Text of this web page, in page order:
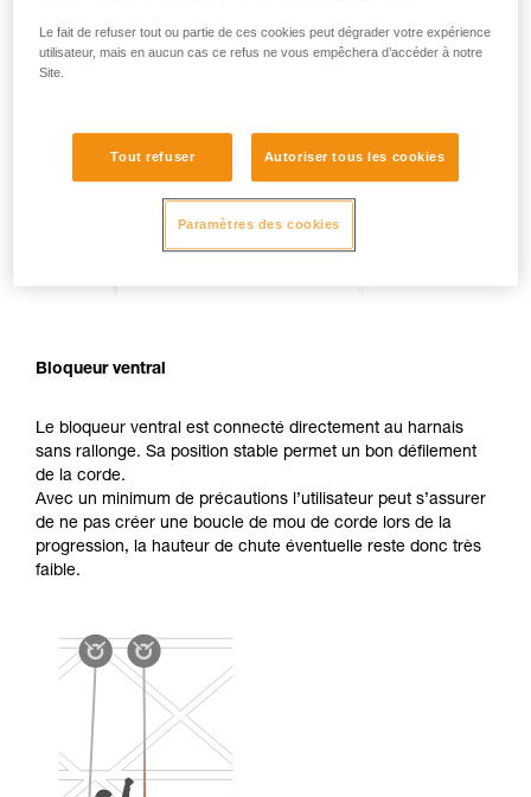
Bloqueur ventral
Le bloqueur ventral est connecté directement au harnais
sans rallonge. Sa position stable permet un bon défilement
de la corde.
Avec un minimum de précautions l’utilisateur peut s’assurer
de ne pas créer une boucle de mou de corde lors de la
progression, la hauteur de chute éventuelle reste donc très
faible.
Le fait de refuser tout ou partie de ces cookies peut dégrader votre expérience
utilisateur, mais en aucun cas ce refus ne vous empêchera d’accéder à notre
Site.
Tout refuser Autoriser tous les cookies
Paramètres des cookies